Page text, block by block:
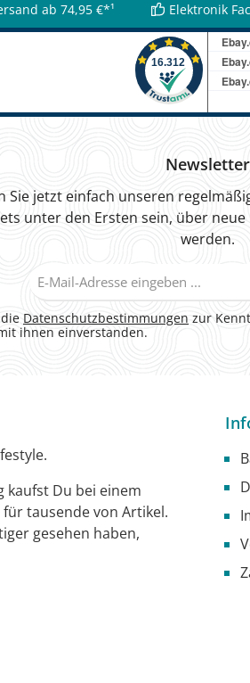
ab 74,95 €*¹ Elektronik
Newsletter
Sie jetzt einfach unseren
unter den Ersten sein, über
werden.
Mail-
Datenschutzbestimmungen zur
ihnen einverstanden.
kaufst Du bei einem
tausende von Artikel.
gesehen haben,